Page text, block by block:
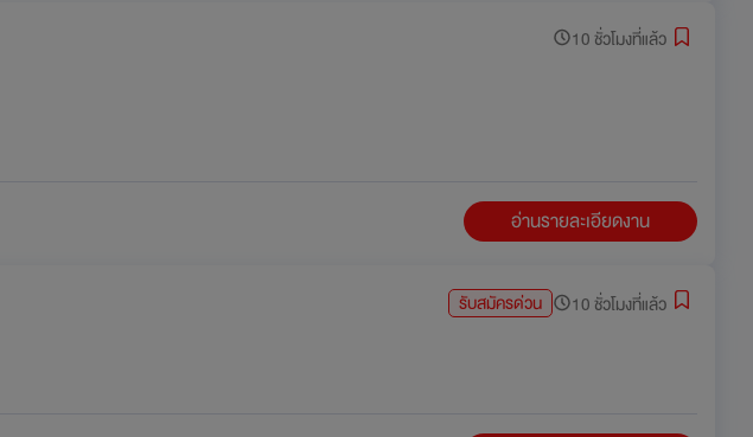
10 ชั่วโมงที่แล้ว
อ่านรายละเอียดงาน
รับสมัครด่วน 10 ชั่วโมงที่แล้ว